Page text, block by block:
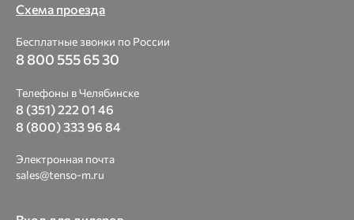
Схема проезда
Бесплатные звонки по России
8 800 555 65 30
Телефоны в Челябинске
8 (351) 222 01 46
8 (800) 333 96 84
Электронная почта
sales@tenso-m.ru